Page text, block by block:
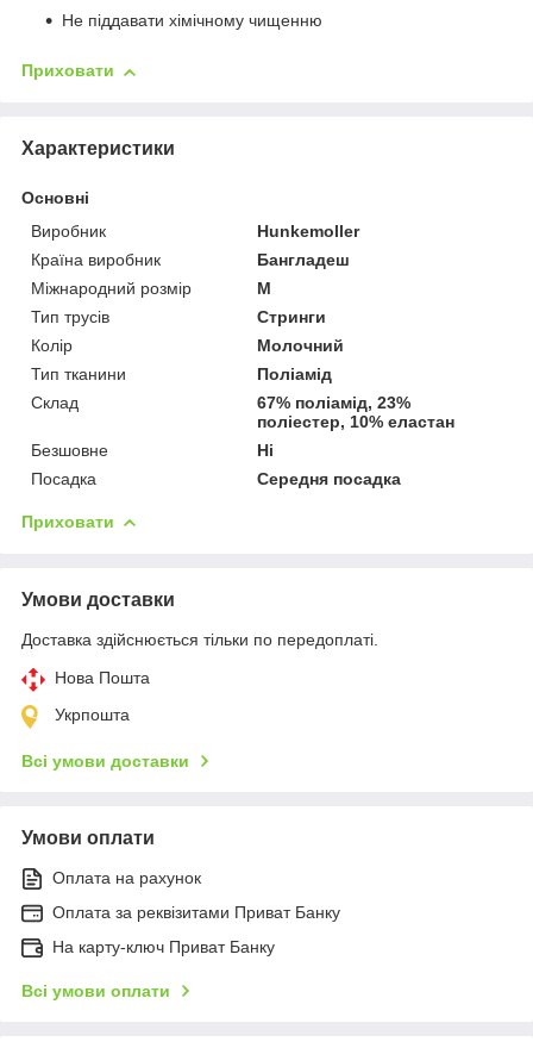
Не піддавати хімічному чищенню
Приховати
Характеристики
Основні
Виробник
Hunkemoller
Країна виробник
Бангладеш
Міжнародний розмір
M
Тип трусів
Стринги
Колір
Молочний
Тип тканини
Поліамід
Склад
67% поліамід, 23%
поліестер, 10% еластан
Безшовне
Ні
Посадка
Середня посадка
Приховати
Умови доставки
Доставка здійснюється тільки по передоплаті.
Нова Пошта
Укрпошта
Всі умови доставки
Умови оплати
Оплата на рахунок
Оплата за реквізитами Приват Банку
На карту-ключ Приват Банку
Всі умови оплати